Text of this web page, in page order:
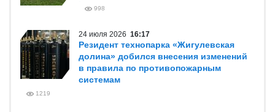
998
24 июля 2026 16:17
Резидент технопарка «Жигулевская
долина» добился внесения изменений
в правила по противопожарным
системам
1219